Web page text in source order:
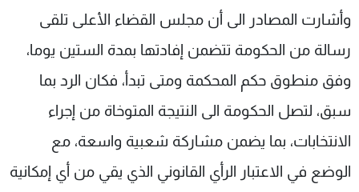
وأشارت المصادر الى أن مجلس القضاء الأعلى تلقى
رسالة من الحكومة تتضمن إفادتها بمدة الستين يوما،
وفق منطوق حكم المحكمة ومتى تبدأ، فكان الرد بما
سبق، لتصل الحكومة الى النتيجة المتوخاة من إجراء
الانتخابات، بما يضمن مشاركة شعبية واسعة، مع
الوضع في الاعتبار الرأي القانوني الذي يقي من أي إمكانية